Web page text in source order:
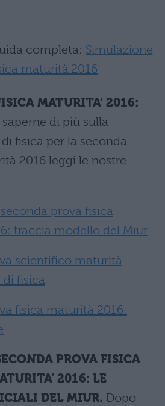
completa: Simulazione
maturità 2016
MATURITA’ 2016:
saperne di più sulla
fisica per la seconda
2016 leggi le nostre
prova fisica
traccia modello del Miur
scientifico maturità
di fisica
fisica maturità 2016:
PROVA FISICA
2016: LE
DEL MIUR. Dopo